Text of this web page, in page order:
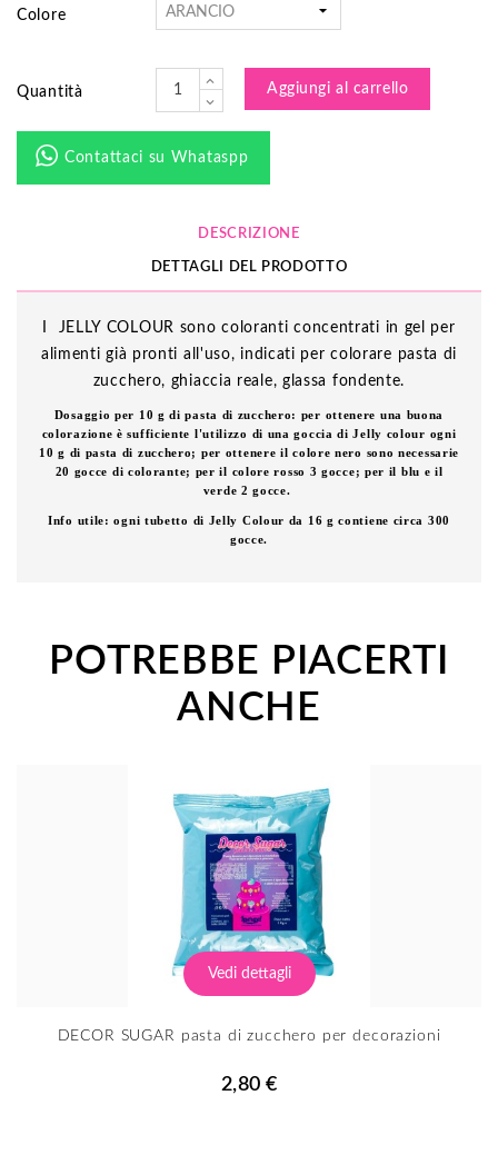
Colore
Quantità Aggiungi al carrello
Contattaci su Whataspp
DESCRIZIONE
DETTAGLI DEL PRODOTTO
I JELLY COLOUR sono coloranti concentrati in gel per
alimenti già pronti all'uso, indicati per colorare pasta di
zucchero, ghiaccia reale, glassa fondente.
Dosaggio per 10 g di pasta di zucchero: per ottenere una buona
colorazione è sufficiente l'utilizzo di una goccia di Jelly colour ogni
10 g di pasta di zucchero; per ottenere il colore nero sono necessarie
20 gocce di colorante; per il colore rosso 3 gocce; per il blu e il
verde 2 gocce.
Info utile: ogni tubetto di Jelly Colour da 16 g contiene circa 300
gocce.
POTREBBE PIACERTI
ANCHE
Vedi dettagli
DECOR SUGAR pasta di zucchero per decorazioni
2,80 €